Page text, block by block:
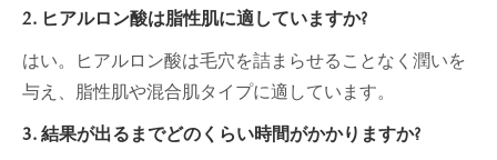
2. ヒアルロン酸は脂性肌に適していますか?
はい。ヒアルロン酸は毛穴を詰まらせることなく潤いを
与え、脂性肌や混合肌タイプに適しています。
3. 結果が出るまでどのくらい時間がかかりますか?